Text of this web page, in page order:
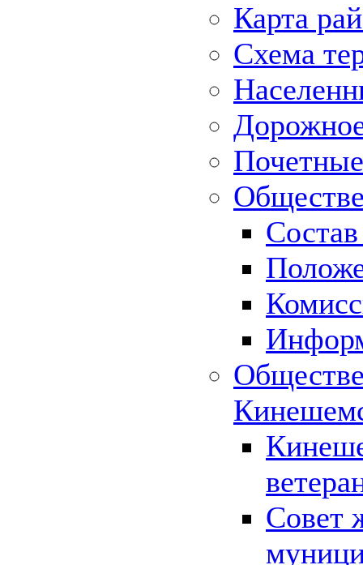
Карта
Схема
Совет